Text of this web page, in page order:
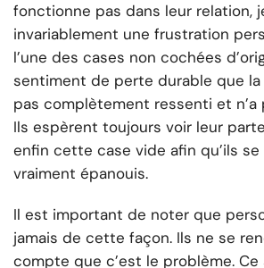
fonctionne pas dans leur relation,
invariablement une frustration
l’une des cases non cochées
sentiment de perte durable que la
pas complètement ressenti et n’a
Ils espèrent toujours voir leur
enfin cette case vide afin qu’ils
vraiment épanouis.
Il est important de noter que
jamais de cette façon. Ils ne se
compte que c’est le problème.